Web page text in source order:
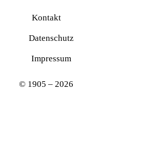
Kontakt
Datenschutz
Impressum
© 1905 – 2026